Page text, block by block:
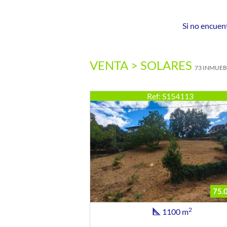
Si no
VENTA > SOLARES 73
Ref: S154113
1100 m2